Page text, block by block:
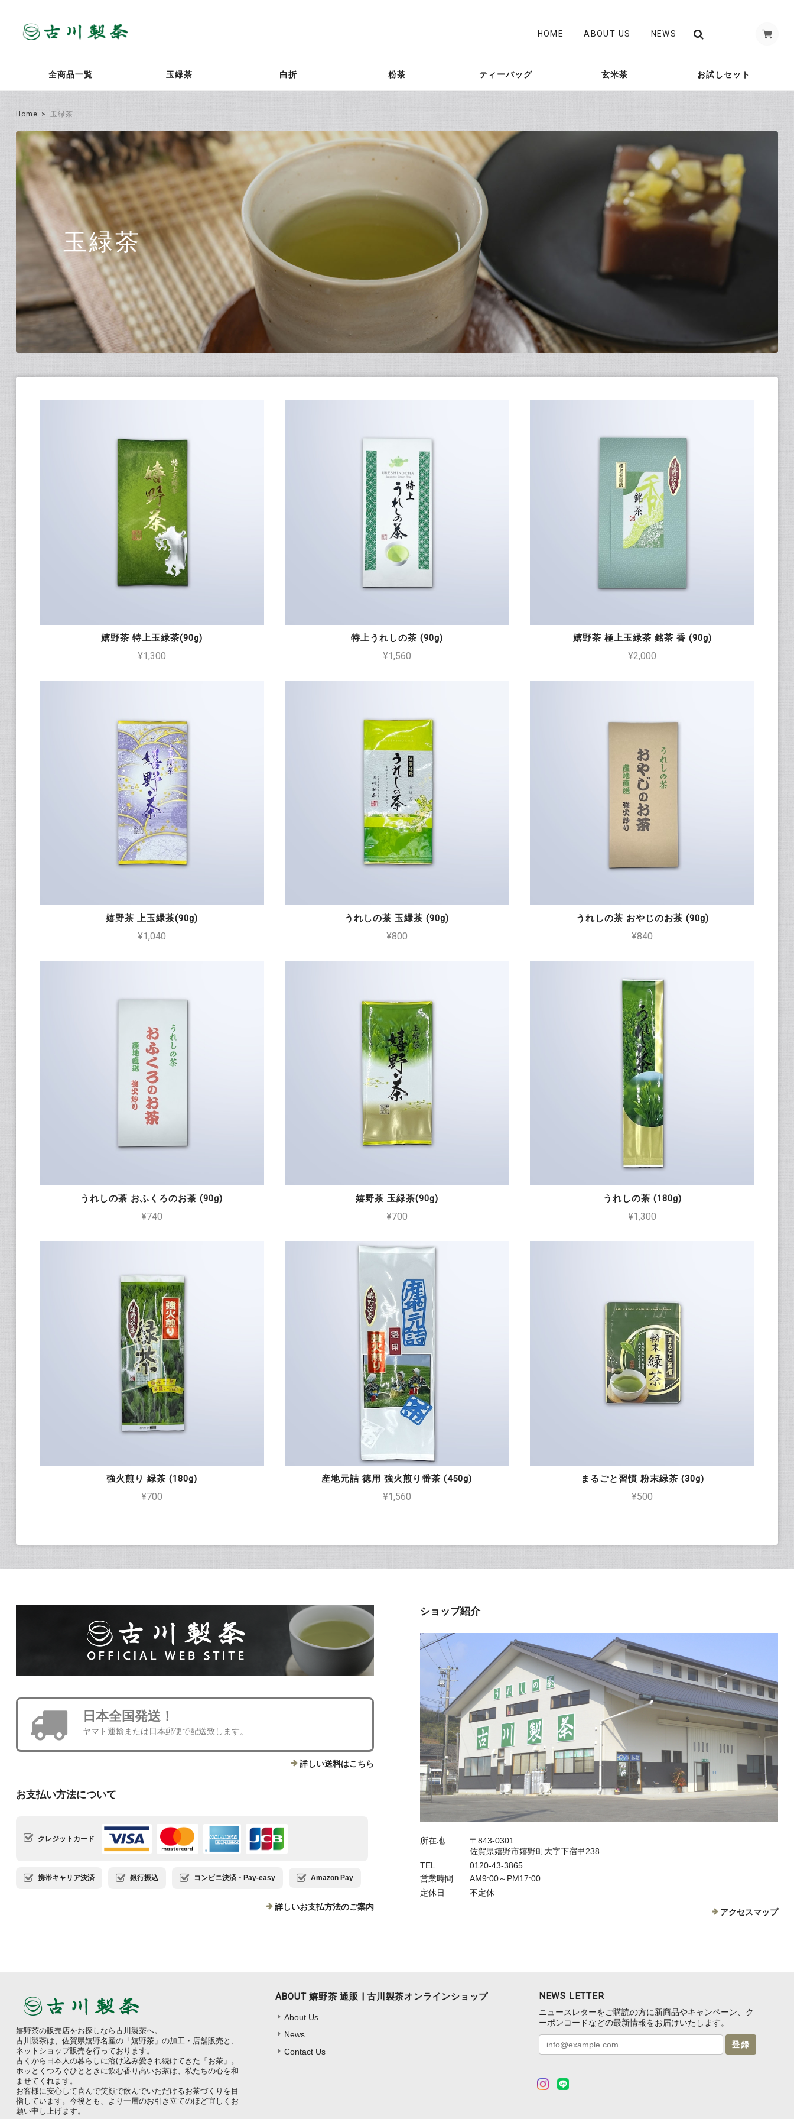
HOME ABOUT US NEWS
全商品一覧 玉緑茶 白折 粉茶 ティーバッグ 玄米茶 お試しセット
Home 玉緑茶
玉緑茶
嬉野茶 特上玉緑茶(90g)
¥1,300
特上うれしの茶 (90g)
¥1,560
嬉野茶 極上玉緑茶 銘茶 香 (90g)
¥2,000
嬉野茶 上玉緑茶(90g)
¥1,040
うれしの茶 玉緑茶 (90g)
¥800
うれしの茶 おやじのお茶 (90g)
¥840
うれしの茶 おふくろのお茶 (90g)
¥740
嬉野茶 玉緑茶(90g)
¥700
うれしの茶 (180g)
¥1,300
強火煎り 緑茶 (180g)
¥700
産地元詰 徳用 強火煎り番茶 (450g)
¥1,560
まるごと習慣 粉末緑茶 (30g)
¥500
日本全国発送！
ヤマト運輸または日本郵便で配送致します。
詳しい送料はこちら
お支払い方法について
クレジットカード
携帯キャリア決済 銀行振込 コンビニ決済・Pay-easy Amazon Pay
詳しいお支払方法のご案内
ショップ紹介
所在地
〒843-0301
佐賀県嬉野市嬉野町大字下宿甲238
TEL
0120-43-3865
営業時間
AM9:00～PM17:00
定休日
不定休
アクセスマップ
嬉野茶の販売店をお探しなら古川製茶へ。
古川製茶は、佐賀県嬉野名産の「嬉野茶」の加工・店舗販売と、
ネットショップ販売を行っております。
古くから日本人の暮らしに溶け込み愛され続けてきた「お茶」。
ホッとくつろぐひとときに飲む香り高いお茶は、私たちの心を和
ませてくれます。
お客様に安心して喜んで笑顔で飲んでいただけるお茶づくりを目
指しています。今後とも、より一層のお引き立てのほど宜しくお
願い申し上げます。
ABOUT 嬉野茶 通販 | 古川製茶オンラインショップ
About Us
News
Contact Us
NEWS LETTER
ニュースレターをご購読の方に新商品やキャンペーン、ク
ーポンコードなどの最新情報をお届けいたします。
登録